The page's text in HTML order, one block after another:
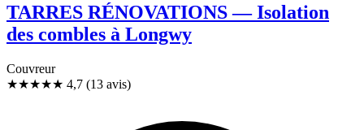
TARRES RÉNOVATIONS — Isolation
des combles à Longwy
Couvreur
★★★★★ 4,7 (13 avis)